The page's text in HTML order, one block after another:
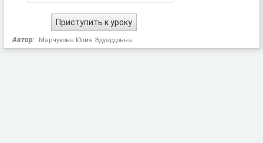
Автор: Марчукова Юлия Эдуардовна